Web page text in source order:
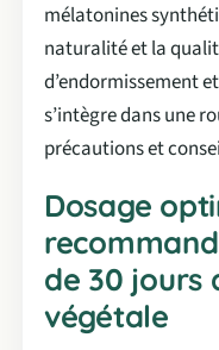
mélatonines
naturalité et la
d’endormissement
s’intègre dans une
précautions et
Dosage
de 30 jours
végétale